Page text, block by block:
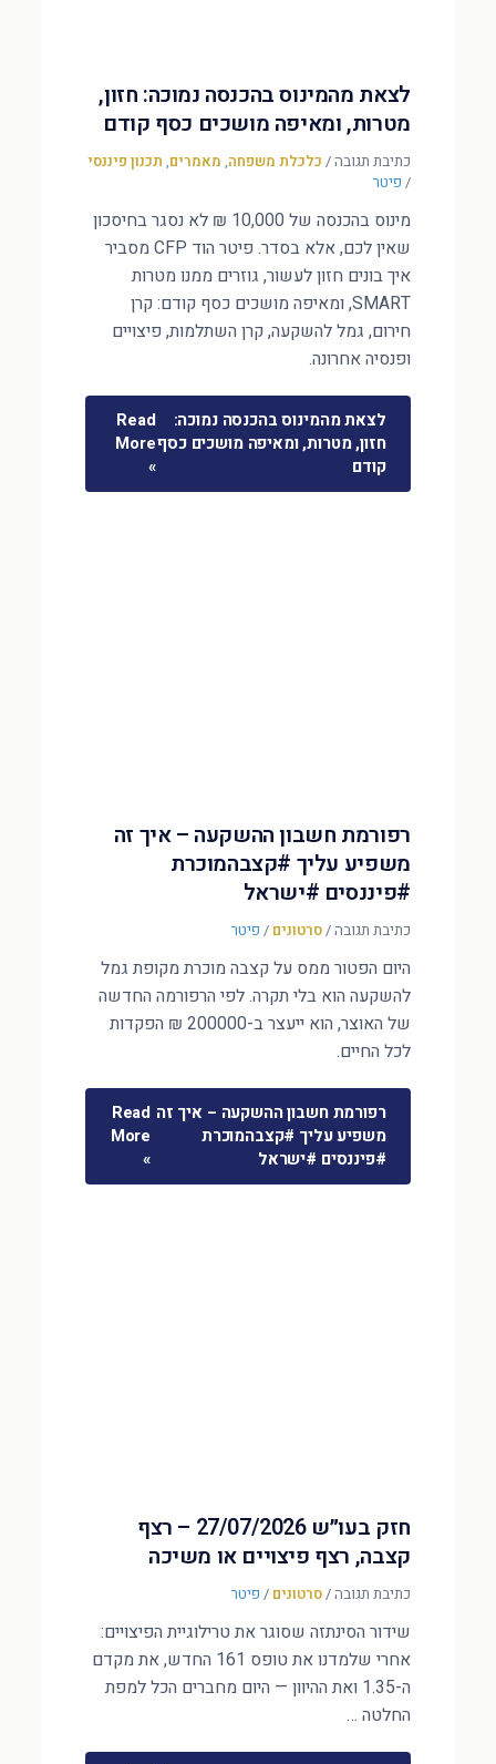
לצאת מהמינוס בהכנסה נמוכה: חזון,
מטרות, ומאיפה מושכים כסף קודם
כתיבת תגובה/ כלכלת משפחה, מאמרים, תכנון פיננסי
/ פיטר
מינוס בהכנסה של 10,000 ₪ לא נסגר בחיסכון
שאין לכם, אלא בסדר. פיטר הוד CFP מסביר
איך בונים חזון לעשור, גוזרים ממנו מטרות
SMART, ומאיפה מושכים כסף קודם: קרן
חירום, גמל להשקעה, קרן השתלמות, פיצויים
ופנסיה אחרונה.
לצאת מהמינוס בהכנסה נמוכה:
חזון, מטרות, ומאיפה מושכים כסף
קודם
Read
More
»
רפורמת חשבון ההשקעה – איך זה
משפיע עליך #קצבהמוכרת
#פיננסים #ישראל
כתיבת תגובה/סרטונים / פיטר
היום הפטור ממס על קצבה מוכרת מקופת גמל
להשקעה הוא בלי תקרה. לפי הרפורמה החדשה
של האוצר, הוא ייעצר ב-200000 ₪ הפקדות
לכל החיים.
רפורמת חשבון ההשקעה – איך זה
משפיע עליך #קצבהמוכרת
#פיננסים #ישראל
Read
More
»
חזק בעו״ש 27/07/2026 – רצף
קצבה, רצף פיצויים או משיכה
כתיבת תגובה/סרטונים / פיטר
שידור הסינתזה שסוגר את טרילוגיית הפיצויים:
אחרי שלמדנו את טופס 161 החדש, את מקדם
ה-1.35 ואת ההיוון — היום מחברים הכל למפת
החלטה …